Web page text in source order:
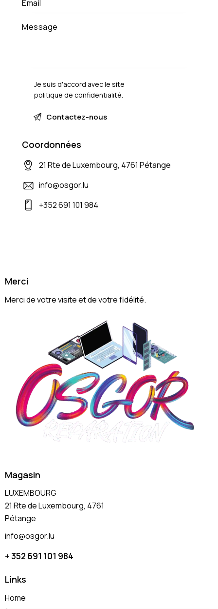
Je suis d'accord avec le site
politique de confidentialité
Coordonnées
21 Rte de Luxembourg, 4761 Pétange
info@osgor.lu
+352 691 101 984
Merci
Merci de votre visite et de votre fidélité.
Magasin
LUXEMBOURG
21 Rte de Luxembourg, 4761
Pétange
info@osgor.lu
+ 352 691 101 984
Links
Home